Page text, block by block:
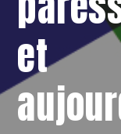
et